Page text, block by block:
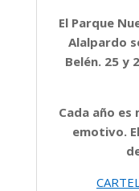
El Parque
Alalpardo
Belén. 25 y
Cada año es
emotivo.